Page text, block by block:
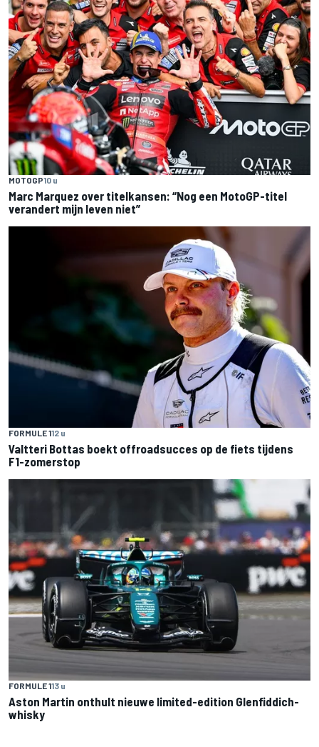
MOTOGP10 u
Marc Marquez over titelkansen: “Nog een MotoGP-titel
verandert mijn leven niet”
FORMULE 112 u
Valtteri Bottas boekt offroadsucces op de fiets tijdens
F1-zomerstop
FORMULE 113 u
Aston Martin onthult nieuwe limited-edition Glenfiddich-
whisky